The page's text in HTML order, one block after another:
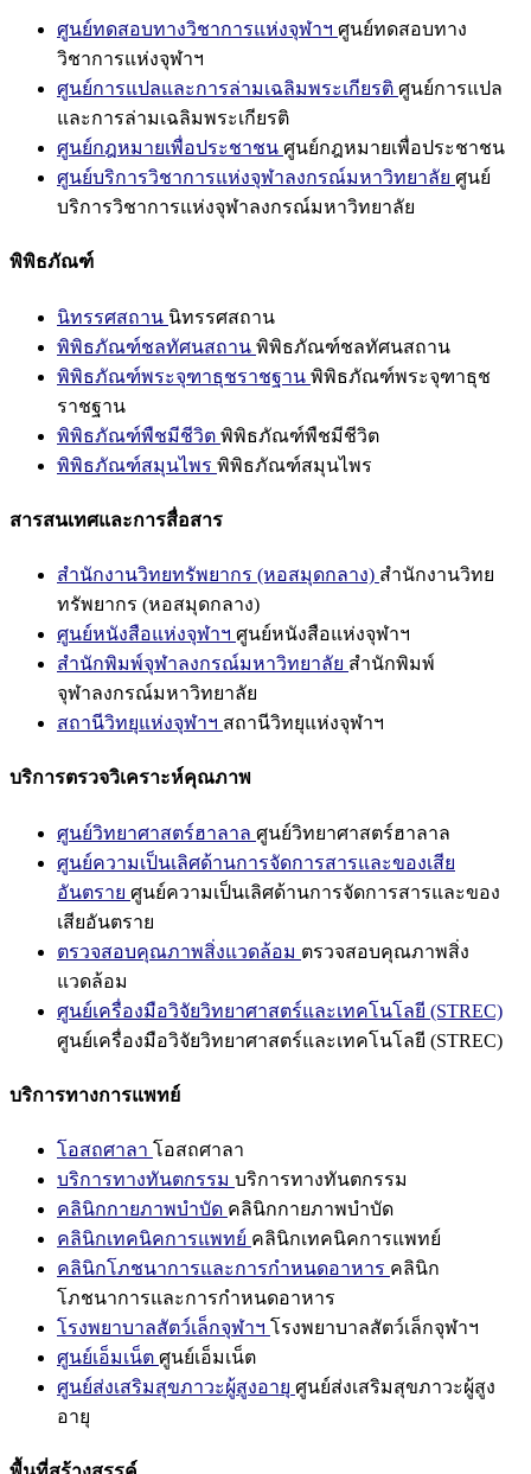
ศูนย์ทดสอบทางวิชาการแห่งจุฬาฯ ศูนย์ทดสอบทาง
วิชาการแห่งจุฬาฯ
ศูนย์การแปลและการล่ามเฉลิมพระเกียรติ ศูนย์การแปล
และการล่ามเฉลิมพระเกียรติ
ศูนย์กฎหมายเพื่อประชาชน ศูนย์กฎหมายเพื่อประชาชน
ศูนย์บริการวิชาการแห่งจุฬาลงกรณ์มหาวิทยาลัย ศูนย์
บริการวิชาการแห่งจุฬาลงกรณ์มหาวิทยาลัย
พิพิธภัณฑ์
นิทรรศสถาน นิทรรศสถาน
พิพิธภัณฑ์ชลทัศนสถาน พิพิธภัณฑ์ชลทัศนสถาน
พิพิธภัณฑ์พระจุฑาธุชราชฐาน พิพิธภัณฑ์พระจุฑาธุช
ราชฐาน
พิพิธภัณฑ์พืชมีชีวิต พิพิธภัณฑ์พืชมีชีวิต
พิพิธภัณฑ์สมุนไพร พิพิธภัณฑ์สมุนไพร
สารสนเทศและการสื่อสาร
สำนักงานวิทยทรัพยากร (หอสมุดกลาง) สำนักงานวิทย
ทรัพยากร (หอสมุดกลาง)
ศูนย์หนังสือแห่งจุฬาฯ ศูนย์หนังสือแห่งจุฬาฯ
สำนักพิมพ์จุฬาลงกรณ์มหาวิทยาลัย สำนักพิมพ์
จุฬาลงกรณ์มหาวิทยาลัย
สถานีวิทยุแห่งจุฬาฯ สถานีวิทยุแห่งจุฬาฯ
บริการตรวจวิเคราะห์คุณภาพ
ศูนย์วิทยาศาสตร์ฮาลาล ศูนย์วิทยาศาสตร์ฮาลาล
ศูนย์ความเป็นเลิศด้านการจัดการสารและของเสีย
อันตราย ศูนย์ความเป็นเลิศด้านการจัดการสารและของ
เสียอันตราย
ตรวจสอบคุณภาพสิ่งแวดล้อม ตรวจสอบคุณภาพสิ่ง
แวดล้อม
ศูนย์เครื่องมือวิจัยวิทยาศาสตร์และเทคโนโลยี (STREC)
ศูนย์เครื่องมือวิจัยวิทยาศาสตร์และเทคโนโลยี (STREC)
บริการทางการแพทย์
โอสถศาลา โอสถศาลา
บริการทางทันตกรรม บริการทางทันตกรรม
คลินิกกายภาพบำบัด คลินิกกายภาพบำบัด
คลินิกเทคนิคการแพทย์ คลินิกเทคนิคการแพทย์
คลินิกโภชนาการและการกำหนดอาหาร คลินิก
โภชนาการและการกำหนดอาหาร
โรงพยาบาลสัตว์เล็กจุฬาฯ โรงพยาบาลสัตว์เล็กจุฬาฯ
ศูนย์เอ็มเน็ต ศูนย์เอ็มเน็ต
ศูนย์ส่งเสริมสุขภาวะผู้สูงอายุ ศูนย์ส่งเสริมสุขภาวะผู้สูง
อายุ